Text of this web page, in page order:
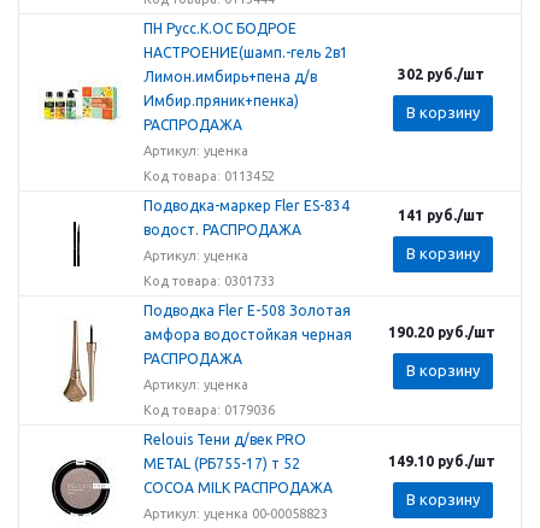
ПН Русс.К.ОС БОДРОЕ
НАСТРОЕНИЕ(шамп.-гель 2в1
Лимон.имбирь+пена д/в
Имбир.пряник+пенка)
РАСПРОДАЖА
Артикул: уценка
Код товара: 0113452
302 руб./шт
В корзину
Подводка-маркер Fler ЕS-834
водост. РАСПРОДАЖА
Артикул: уценка
Код товара: 0301733
141 руб./шт
В корзину
Подводка Fler Е-508 Золотая
амфора водостойкая черная
РАСПРОДАЖА
Артикул: уценка
Код товара: 0179036
190.20руб./шт
В корзину
Relouis Тени д/век PRO
METAL (РБ755-17) т 52
COCOA MILK РАСПРОДАЖА
Артикул: уценка 00-00058823
149.10руб./шт
В корзину